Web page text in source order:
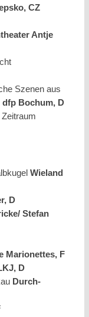
CZ
Antje
Szenen aus
Bochum, D
Wieland
D
Stefan
Marionettes, F
D
Durch-